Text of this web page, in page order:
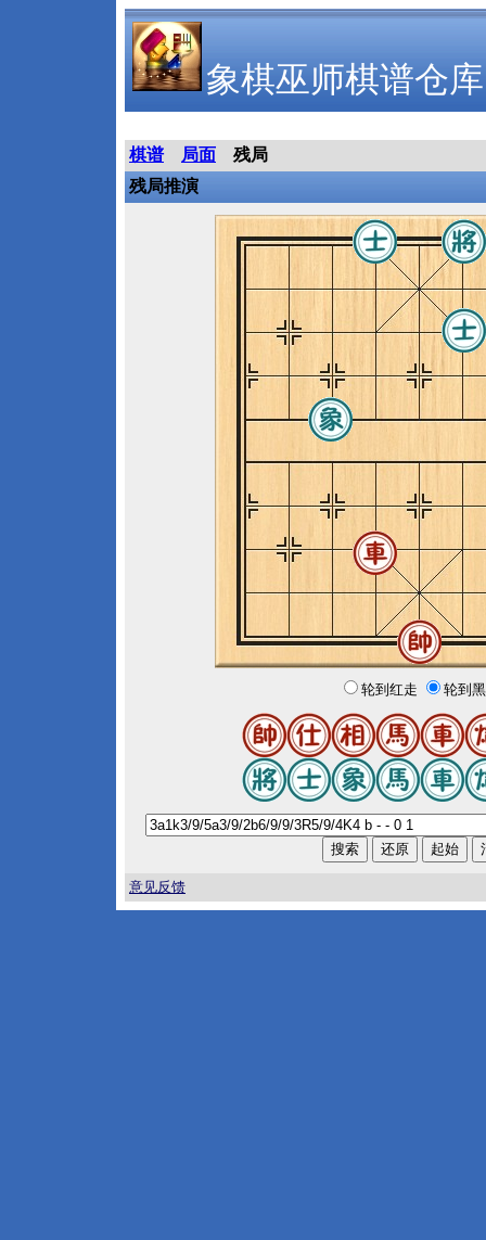
象棋巫师棋谱仓库
棋谱 局面
残局
残局推演
轮到红走 轮到
意见反馈